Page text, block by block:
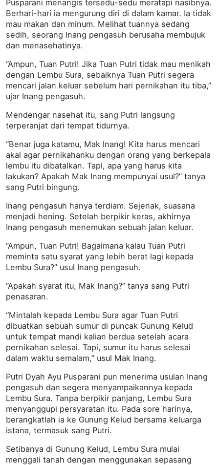
Pusparani menangis tersedu-sedu meratapi nasibnya.
Berhari-hari ia mengurung diri di dalam kamar. Ia tidak
mau makan dan minum. Melihat tuannya sedang
sedih, seorang Inang pengasuh berusaha membujuk
dan menasehatinya.
“Ampun, Tuan Putri! Jika Tuan Putri tidak mau menikah
dengan Lembu Sura, sebaiknya Tuan Putri segera
mencari jalan keluar sebelum hari pernikahan itu tiba,”
ujar Inang pengasuh.
Mendengar nasehat itu, sang Putri langsung
terperanjat dari tempat tidurnya.
“Benar juga katamu, Mak Inang! Kita harus mencari
akal agar pernikahanku dengan orang yang berkepala
lembu itu dibatalkan. Tapi, apa yang harus kita
lakukan? Apakah Mak Inang mempunyai usul?” tanya
sang Putri bingung.
Inang pengasuh hanya terdiam. Sejenak, suasana
menjadi hening. Setelah berpikir keras, akhirnya
Inang pengasuh menemukan sebuah jalan keluar.
“Ampun, Tuan Putri! Bagaimana kalau Tuan Putri
meminta satu syarat yang lebih berat lagi kepada
Lembu Sura?” usul Inang pengasuh.
“Apakah syarat itu, Mak Inang?” tanya sang Putri
penasaran.
“Mintalah kepada Lembu Sura agar Tuan Putri
dibuatkan sebuah sumur di puncak Gunung Kelud
untuk tempat mandi kalian berdua setelah acara
pernikahan selesai. Tapi, sumur itu harus selesai
dalam waktu semalam,” usul Mak Inang.
Putri Dyah Ayu Pusparani pun menerima usulan Inang
pengasuh dan segera menyampaikannya kepada
Lembu Sura. Tanpa berpikir panjang, Lembu Sura
menyanggupi persyaratan itu. Pada sore harinya,
berangkatlah ia ke Gunung Kelud bersama keluarga
istana, termasuk sang Putri.
Setibanya di Gunung Kelud, Lembu Sura mulai
menggali tanah dengan menggunakan sepasang